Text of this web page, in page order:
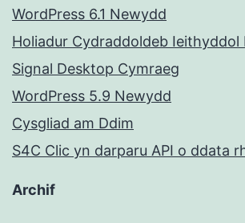
WordPress 6.1 Newydd
Holiadur Cydraddoldeb Ieithyddol
Signal Desktop Cymraeg
WordPress 5.9 Newydd
Cysgliad am Ddim
S4C Clic yn darparu API o ddata
Archif